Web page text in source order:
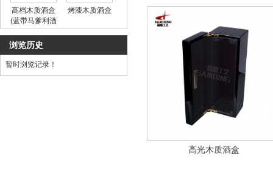
高档木质酒盒
(蓝带马爹利酒
盒)
烤漆木质酒盒
浏览历史
暂时浏览记录！
高光木质酒盒